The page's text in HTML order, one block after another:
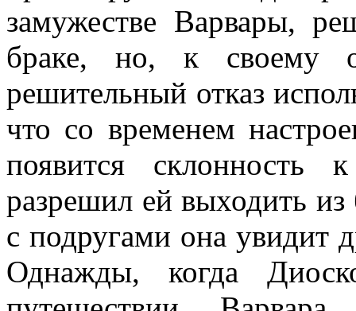
замужестве Варвары,
браке, но, к своему
решительный отказ
что со временем
появится склонность
разрешил ей выходить
с подругами она увидит
Однажды, когда